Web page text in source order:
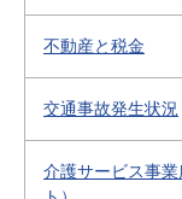
不動産と税金
交通事故発生状況
介護サービス事